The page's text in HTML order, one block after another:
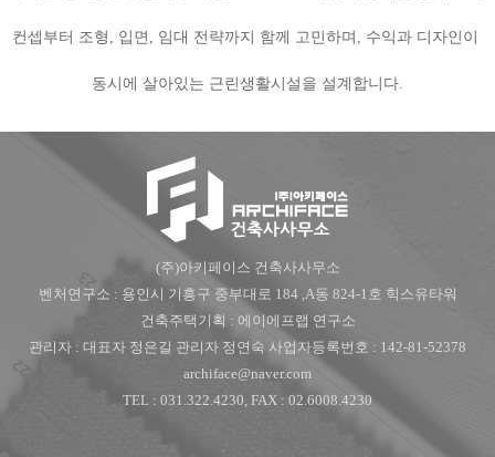
컨셉부터 조형, 입면, 임대 전략까지 함께 고민하며, 수익과 디자인이
동시에 살아있는 근린생활시설을 설계합니다.
(주)아키페이스 건축사사무소
벤처연구소 : 용인시 기흥구 중부대로 184 ,A동 824-1호 힉스유타워
건축주택기획 : 에이에프랩 연구소
관리자 : 대표자 정은길 관리자 정연숙 사업자등록번호 : 142-81-52378
archiface@naver.com
TEL : 031.322.4230, FAX : 02.6008.4230